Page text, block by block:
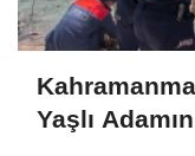
Yaşlı